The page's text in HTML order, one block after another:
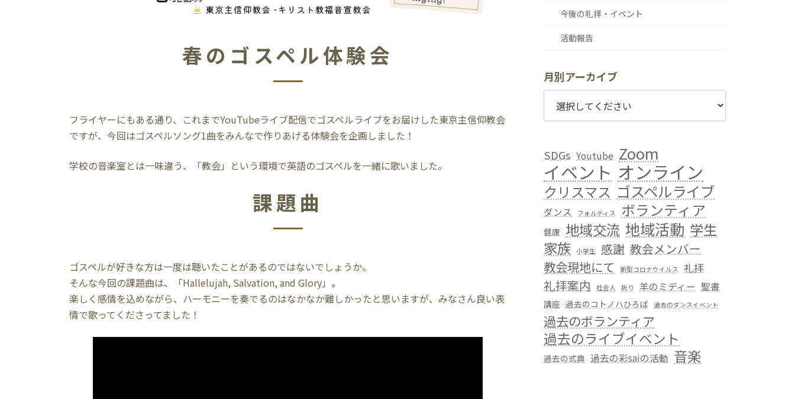
春のゴスペル体験会
フライヤーにもある通り、これまでYouTubeライブ配信でゴスペルライブをお届けした東京主信仰教会
ですが、今回はゴスペルソング1曲をみんなで作りあげる体験会を企画しました！
学校の音楽室とは一味違う、「教会」という環境で英語のゴスペルを一緒に歌いました。
課題曲
ゴスペルが好きな方は一度は聴いたことがあるのではないでしょうか。
そんな今回の課題曲は、「Hallelujah, Salvation, and Glory」。
楽しく感情を込めながら、ハーモニーを奏でるのはなかなか難しかったと思いますが、みなさん良い表
情で歌ってくださってました！
今後の礼拝・イベント
活動報告
月別アーカイブ
SDGs Youtube Zoom
イベント オンライン
クリスマス ゴスペルライブ
ダンス フォルティス ボランティア
健康 地域交流 地域活動 学生
家族
小学生 感謝 教会メンバー
教会現地にて 新型コロナウイルス 礼拝
礼拝案内 社会人 祈り 羊のミディー 聖書
講座 過去のコトノハひろば 過去のダンスイベント
過去のボランティア
過去のライブイベント
過去の式典 過去の彩saiの活動 音楽